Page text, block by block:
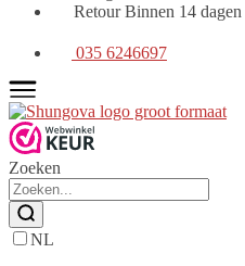
Retour Binnen 14 dagen
035 6246697
Zoeken
NL